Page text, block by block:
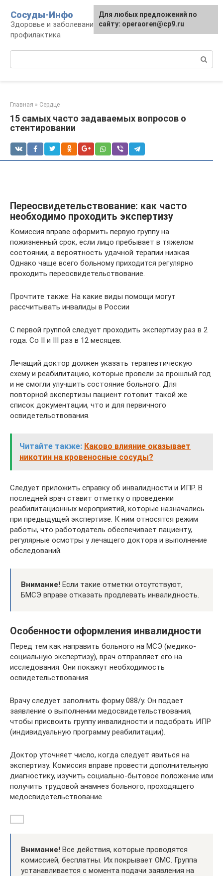
контенту
Сосуды-Инфо
Здоровье и заболевания сосудов и сердца,
профилактика
Главная » Сердце
15 самых часто задаваемых вопросов о
стентировании
Переосвидетельствование: как часто
необходимо проходить экспертизу
Комиссия вправе оформить первую группу на
пожизненный срок, если лицо пребывает в тяжелом
состоянии, а вероятность удачной терапии низкая.
Однако чаще всего больному приходится регулярно
проходить переосвидетельствование.
Прочтите также: На какие виды помощи могут
рассчитывать инвалиды в России
С первой группой следует проходить экспертизу раз в 2
года. Со II и III раз в 12 месяцев.
Лечащий доктор должен указать терапевтическую
схему и реабилитацию, которые провели за прошлый год
и не смогли улучшить состояние больного. Для
повторной экспертизы пациент готовит такой же
список документации, что и для первичного
освидетельствования.
Читайте также: Каково влияние оказывает
никотин на кровеносные сосуды?
Следует приложить справку об инвалидности и ИПР. В
последней врач ставит отметку о проведении
реабилитационных мероприятий, которые назначались
при предыдущей экспертизе. К ним относятся режим
работы, что работодатель обеспечивает пациенту,
регулярные осмотры у лечащего доктора и выполнение
обследований.
Внимание! Если такие отметки отсутствуют,
БМСЭ вправе отказать продлевать инвалидность.
Особенности оформления инвалидности
Перед тем как направить больного на МСЭ (медико-
социальную экспертизу), врач отправляет его на
исследования. Они покажут необходимость
освидетельствования.
Врачу следует заполнить форму 088/у. Он подает
заявление о выполнении медосвидетельствования,
чтобы присвоить группу инвалидности и подобрать ИПР
(индивидуальную программу реабилитации).
Доктор уточняет число, когда следует явиться на
экспертизу. Комиссия вправе провести дополнительную
диагностику, изучить социально-бытовое положение или
получить трудовой анамнез больного, проходящего
медосвидетельствование.
Внимание! Все действия, которые проводятся
комиссией, бесплатны. Их покрывает ОМС. Группа
устанавливается с момента подачи заявления на
Для любых предложений по
сайту: operaoren@cp9.ru